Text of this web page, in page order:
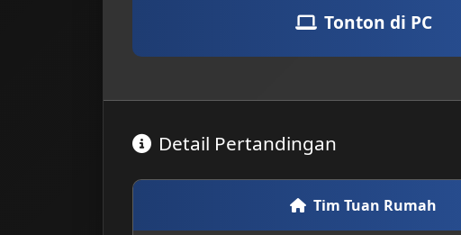
Tonton di PC
Detail Pertandingan
Tim Tuan Rumah